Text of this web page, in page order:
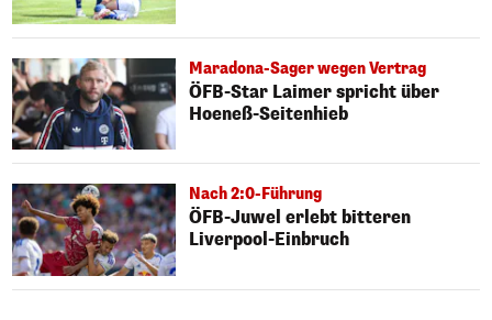
Maradona-Sager wegen Vertrag
ÖFB-Star Laimer spricht über
Hoeneß-Seitenhieb
Nach 2:0-Führung
ÖFB-Juwel erlebt bitteren
Liverpool-Einbruch